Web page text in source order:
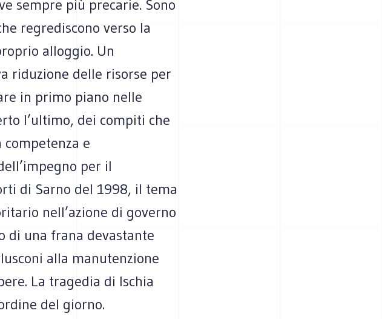
sempre più precarie. Sono
regrediscono verso la
alloggio. Un
riduzione delle risorse per
in primo piano nelle
l’ultimo, dei compiti che
e
per il
di Sarno del 1998, il tema
nell’azione di governo
di una frana devastante
alla manutenzione
La tragedia di Ischia
del giorno.